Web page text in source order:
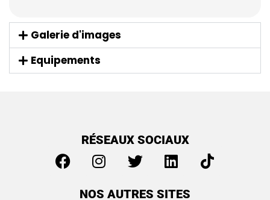
Galerie d'images
Equipements
RÉSEAUX SOCIAUX
NOS AUTRES SITES